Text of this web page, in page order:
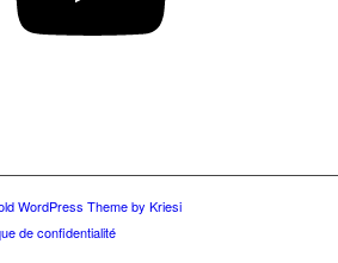
WordPress Theme by Kriesi
de confidentialité